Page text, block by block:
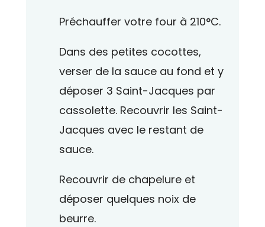
Préchauffer votre four à 210°C.
Dans des petites cocottes,
verser de la sauce au fond et y
déposer 3 Saint-Jacques par
cassolette. Recouvrir les Saint-
Jacques avec le restant de
sauce.
Recouvrir de chapelure et
déposer quelques noix de
beurre.